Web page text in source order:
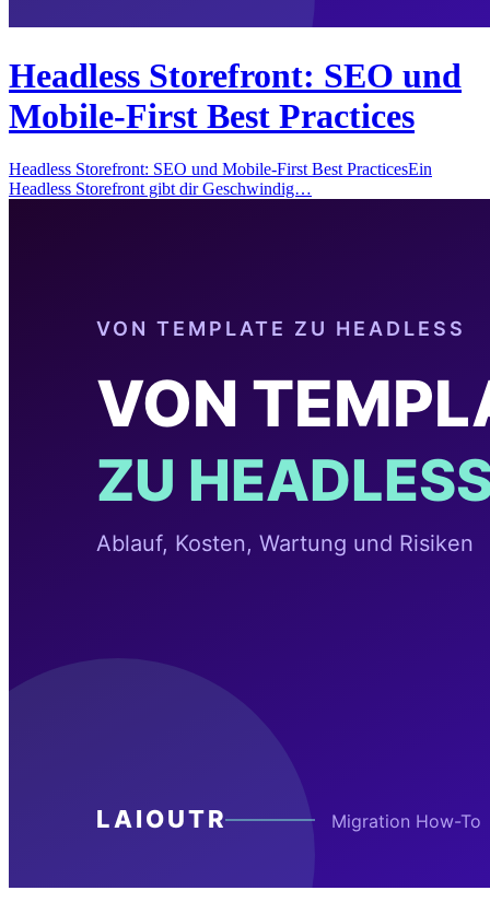
Headless Storefront: SEO und
Mobile-First Best Practices
Headless Storefront: SEO und Mobile-First Best PracticesEin
Headless Storefront gibt dir Geschwindig…